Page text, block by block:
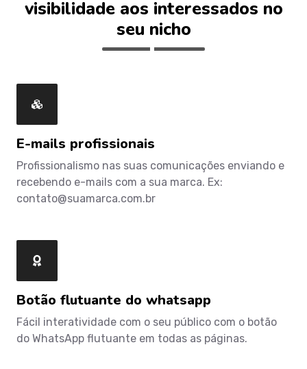
visibilidade aos interessados no
seu nicho
E-mails profissionais
Profissionalismo nas suas comunicações enviando e
recebendo e-mails com a sua marca. Ex:
contato@suamarca.com.br
Botão flutuante do whatsapp
Fácil interatividade com o seu público com o botão
do WhatsApp flutuante em todas as páginas.